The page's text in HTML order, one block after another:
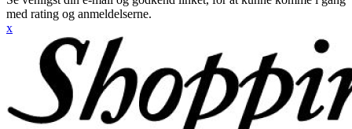
med rating og anmeldelserne.
x